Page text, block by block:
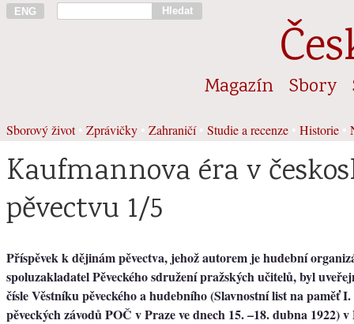
ENG Hledat
Magazín Sbory
Sborový život• Zprávičky Zahraničí• Studie a recenze Historie
Kaufmannova éra v
pěvectvu 1/5
Příspěvek k dějinám pěvectva, jehož autorem je hudební
spoluzakladatel Pěveckého sdružení pražských učitelů, byl
čísle Věstníku pěveckého a hudebního (Slavnostní list na paměť
pěveckých závodů POČ v Praze ve dnech 15. –18. dubna 1922)